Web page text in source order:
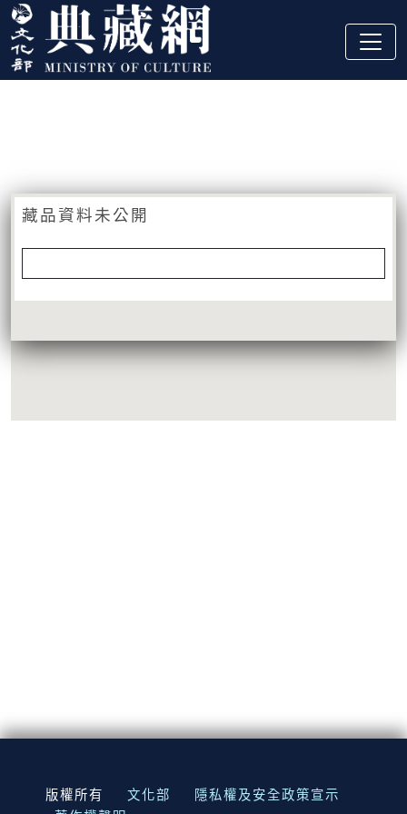
跳到主要內容
:::
藏品資料未公開
:::
版權所有 文化部
隱私權及安全政策宣示